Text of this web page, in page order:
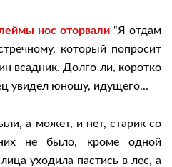
нос оторвали“Я отдам
который попросит
всадник. Долго ли, коротко
увидел юношу, идущего...
а может, и нет, старик со
не было, кроме одной
уходила пастись в лес, а